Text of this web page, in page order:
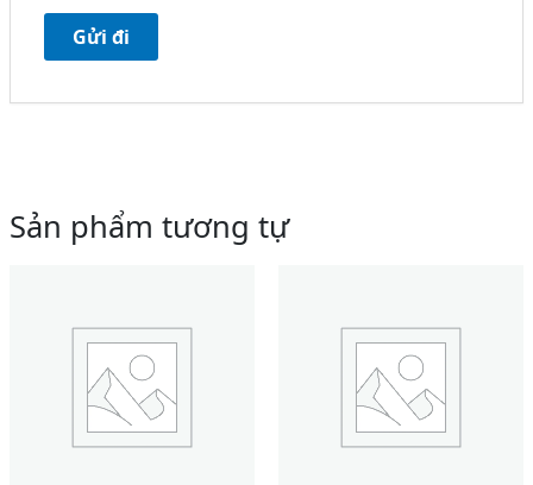
Sản phẩm tương tự